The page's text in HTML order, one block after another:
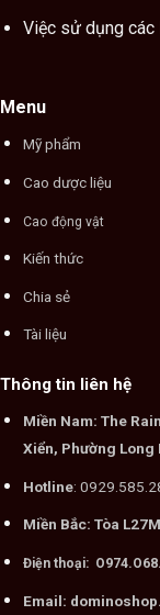
Việc sử dụng
Menu
Mỹ phẩm
Cao dược liệu
Cao động vật
Kiến thức
Chia sẻ
Tài liệu
Thông tin liên hệ
Miền Nam: The
Xiển, Phường Long
Hotline:
Miền Bắc: Tòa
Điện thoại:
Email: